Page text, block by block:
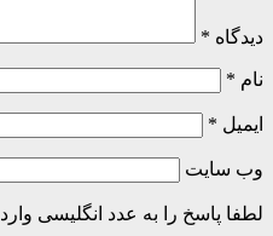
*
*
پاسخ را به عدد انگلیسی وارد کنید: